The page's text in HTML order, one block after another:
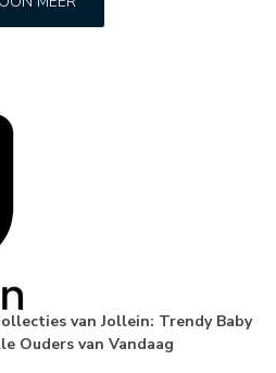
van Jollein: Trendy Baby
Ouders van Vandaag